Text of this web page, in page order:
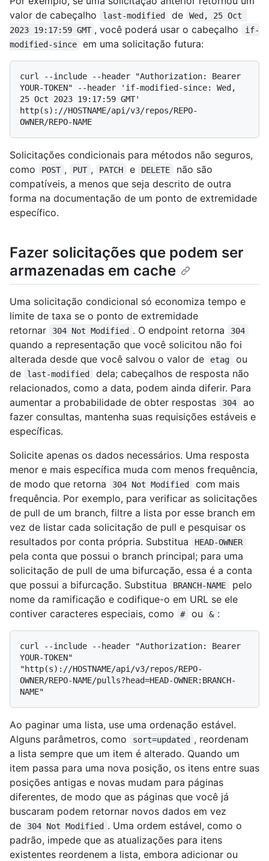
valor de cabeçalho
last-modified de
Wed, 25 Oct
2023 19:17:59 GMT , você poderá usar o cabeçalho
if-
modified-since
em uma solicitação futura:
curl --include --header "Authorization: Bearer
YOUR-TOKEN" --header 'if-modified-since: Wed,
25 Oct 2023 19:17:59 GMT'
http(s)://HOSTNAME/api/v3/repos/REPO-
Solicitações condicionais para métodos não seguros,
como
POST , PUT , PATCH e DELETE
não são
compatíveis, a menos que seja descrito de outra
forma na documentação de um ponto de extremidade
específico.
Fazer solicitações que podem ser
armazenadas em cache
Uma solicitação condicional só economiza tempo e
limite de taxa se o ponto de extremidade
retornar
304 Not Modified . O endpoint retorna 304
quando a representação que você solicitou não foi
alterada desde que você salvou o valor de
etag
ou
de
last-modified
dela; cabeçalhos de resposta não
relacionados, como a data, podem ainda diferir. Para
aumentar a probabilidade de obter respostas
304
ao
fazer consultas, mantenha suas requisições estáveis e
específicas.
Solicite apenas os dados necessários. Uma resposta
menor e mais específica muda com menos frequência,
de modo que retorna
304 Not Modified
com mais
frequência. Por exemplo, para verificar as solicitações
de pull de um branch, filtre a lista por esse branch em
vez de listar cada solicitação de pull e pesquisar os
resultados por conta própria. Substitua
HEAD-OWNER
pela conta que possui o branch principal; para uma
solicitação de pull de uma bifurcação, essa é a conta
que possui a bifurcação. Substitua
BRANCH-NAME
pelo
nome da ramificação e codifique-o em URL se ele
contiver caracteres especiais, como
# ou & :
curl --include --header "Authorization: Bearer
YOUR-TOKEN"
"http(s)://HOSTNAME/api/v3/repos/REPO-
OWNER/REPO-NAME/pulls?head=HEAD-OWNER:BRANCH-
Ao paginar uma lista, use uma ordenação estável.
Alguns parâmetros, como
sort=updated , reordenam
a lista sempre que um item é alterado. Quando um
item passa para uma nova posição, os itens entre suas
posições antigas e novas mudam para páginas
diferentes, de modo que as páginas que você já
buscaram podem retornar novos dados em vez
de
304 Not Modified . Uma ordem estável, como o
padrão, impede que as atualizações para itens
existentes reordenem a lista, embora adicionar ou